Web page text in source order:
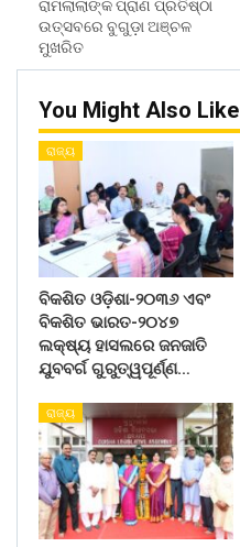
ରାମଲାଲାଙ୍କ ପ୍ରାଣ ପ୍ରତିଷ୍ଠା
ଉତ୍ସବରେ ବୁଗୁଡ଼ା ଅଞ୍ଚଳ
ମୁଖରିତ
You Might Also Like
ରାଜ୍ୟ
ବିକଶିତ ଓଡ଼ିଶା-୨୦୩୬ ଏବଂ
ବିକଶିତ ଭାରତ-୨୦୪୭
ଲକ୍ଷ୍ୟ ହାସଲରେ ଜନଜାତି
ଯୁବବର୍ଗ ଗୁରୁତ୍ୱପୂର୍ଣ୍ଣ…
ରାଜ୍ୟ